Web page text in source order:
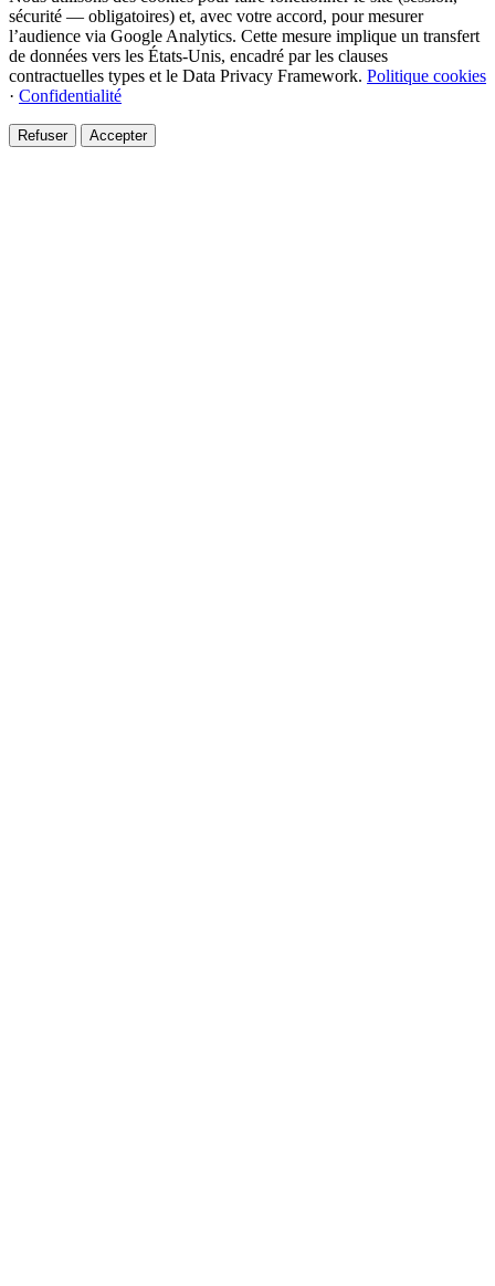
sécurité — obligatoires) et, avec votre accord, pour mesurer
l’audience via Google Analytics. Cette mesure implique un transfert
de données vers les États-Unis, encadré par les clauses
contractuelles types et le Data Privacy Framework. Politique cookies
· Confidentialité
Refuser Accepter